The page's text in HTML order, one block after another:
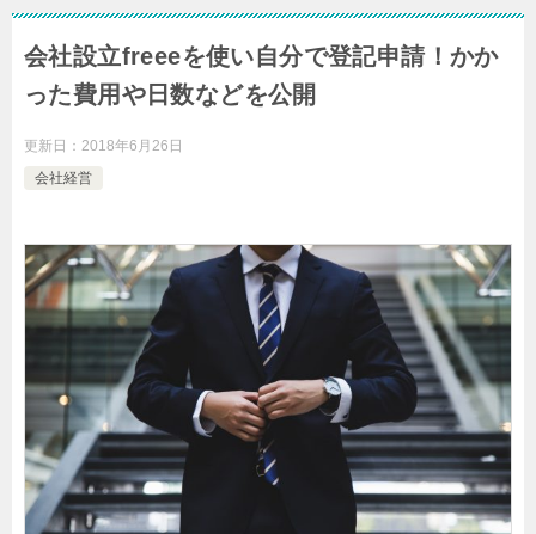
会社設立freeeを使い自分で登記申請！かか
った費用や日数などを公開
更新日： 2018年6月26日
会社経営